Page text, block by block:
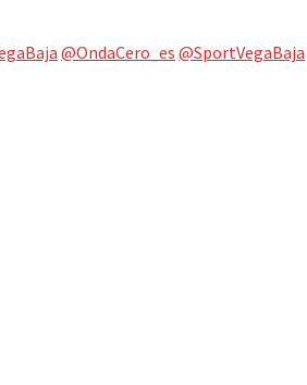
@OndaCero_es @SportVegaBaja